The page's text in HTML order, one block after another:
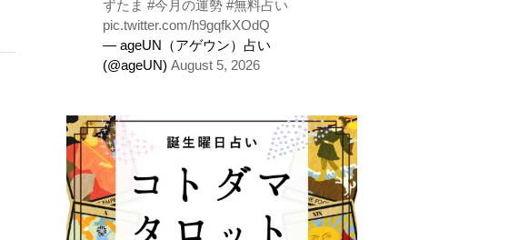
ずたま #今月の運勢 #無料占い
pic.twitter.com/h9gqfkXOdQ
— ageUN（アゲウン）占い
(@ageUN) August 5, 2026